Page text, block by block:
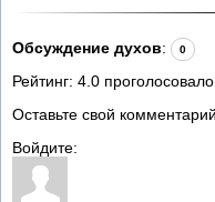
Обсуждение духов: 0
Рейтинг: 4.0 проголосовало
Оставьте свой
Войдите: